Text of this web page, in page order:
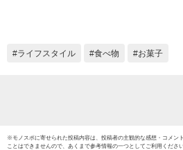
ライフスタイル 食べ物 お菓子
※モノスポに寄せられた投稿内容は、投稿者の主観的な感想・コメン
ことはできませんので、あくまで参考情報の一つとしてご利用ください